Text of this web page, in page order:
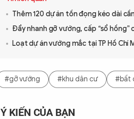
Thêm 120 dự án tồn đọng kéo dài
Đẩy nhanh gỡ vướng, cấp “sổ hồng”
Loạt dự án vướng mắc tại TP Hồ Chí
#gỡ vướng #khu dân cư #bất
Ý KIẾN CỦA BẠN